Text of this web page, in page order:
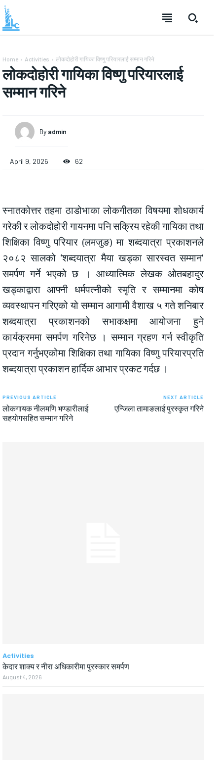
Home Activities लोकदोहोरी गायिका विष्णु परियारलाई सम्मान गरिने
लोकदोहोरी गायिका विष्णु परियारलाई
सम्मान गरिने
By admin
April 9, 2026 62
स्नातकोत्तर तहमा ठाडोभाका लोकगीतका विषयमा शोधकार्य
गरेकी र लोकदोहोरी गायनमा पनि सक्रिय रहेकी गायिका तथा
शिक्षिका विष्णु परियार (लमजुङ) मा शब्दयात्रा प्रकाशनले
२०८२ सालको ‘शब्दयात्रा मैया खड्का सारस्वत सम्मान’
समर्पण गर्ने भएको छ । आध्यात्मिक लेखक ओतबहादुर
खड्काद्वारा आफ्नी धर्मपत्नीको स्मृति र सम्मानमा कोष
व्यवस्थापन गरिएको यो सम्मान आगामी वैशाख ५ गते शनिबार
शब्दयात्रा प्रकाशनको सभाकक्षमा आयोजना हुने
कार्यक्रममा समर्पण गरिनेछ । सम्मान ग्रहण गर्न स्वीकृति
प्रदान गर्नुभएकोमा शिक्षिका तथा गायिका विष्णु परियारप्रति
शब्दयात्रा प्रकाशन हार्दिक आभार प्रकट गर्दछ ।
PREVIOUS ARTICLE
लोकगायक नीलमणि भण्डारीलाई
सहयोगसहित सम्मान गरिने
NEXT ARTICLE
एन्जिला तामाङलाई पुरस्कृत गरिने
Activities
केदार शाक्य र नीरा अधिकारीमा पुरस्कार समर्पण
August 4, 2026